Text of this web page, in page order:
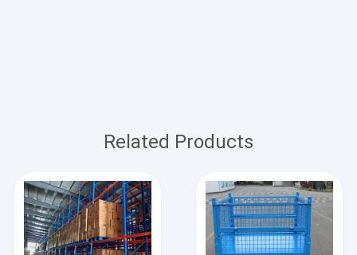
Related Products